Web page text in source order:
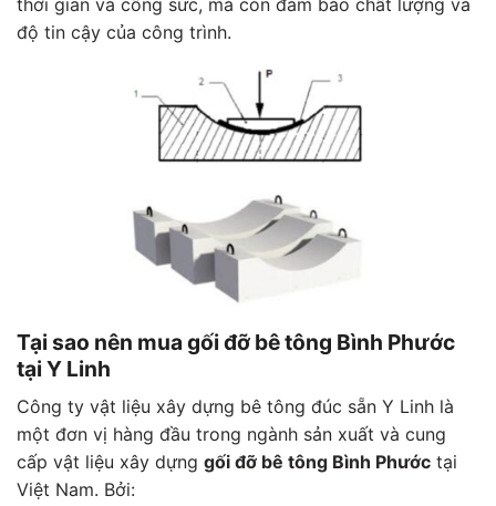
độ tin cậy của công trình.
Tại sao nên mua gối đỡ bê tông Bình Phước
tại Y Linh
Công ty vật liệu xây dựng bê tông đúc sẵn Y Linh là
một đơn vị hàng đầu trong ngành sản xuất và cung
cấp vật liệu xây dựng gối đỡ bê tông Bình Phước tại
Việt Nam. Bởi: